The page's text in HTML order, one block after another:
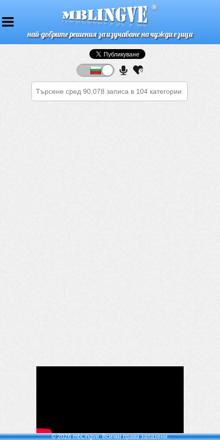
най-добрите решения за изучаване на чужди езици
0
© 2026 mbLingve. Всички права запазени.